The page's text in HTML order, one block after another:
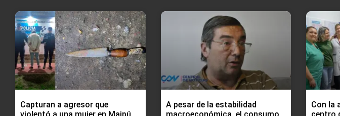
Capturan a agresor que
violentó a una mujer en Maipú
A pesar de la estabilidad
macroeconómica, el consumo
Con la
centro